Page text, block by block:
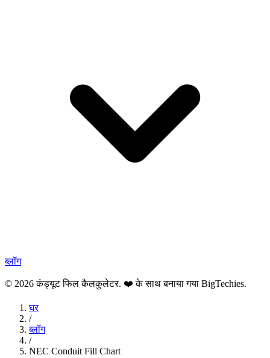
ब्लॉग
© 2026 कंड्यूट फिल कैलकुलेटर. ❤️ के साथ बनाया गया BigTechies.
घर
/
ब्लॉग
/
NEC Conduit Fill Chart